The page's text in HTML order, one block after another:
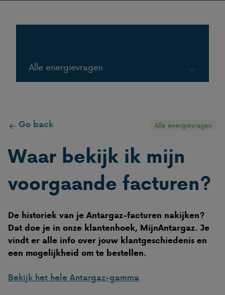
Alle energievragen
Gas in tanks
Go back Alle energievragen
Waar bekijk ik mijn
voorgaande facturen?
De historiek van je Antargaz-facturen nakijken?
Dat doe je in onze klantenhoek, MijnAntargaz. Je
vindt er alle info over jouw klantgeschiedenis en
een mogelijkheid om te bestellen.
Bekijk het hele Antargaz-gamma